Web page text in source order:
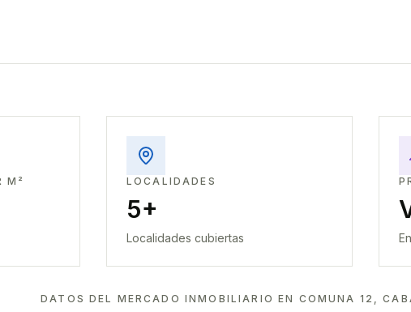
M² LOCALIDADES
5+
Localidades cubiertas
DATOS DEL MERCADO INMOBILIARIO EN COMUNA 12,